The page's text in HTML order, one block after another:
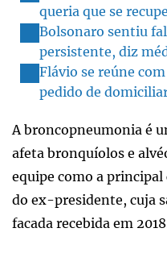
queria que se
Bolsonaro sentiu
persistente, diz
Flávio se reúne
pedido de
A broncopneumonia é
afeta bronquíolos e
equipe como a
do ex-presidente, cuja
facada recebida em